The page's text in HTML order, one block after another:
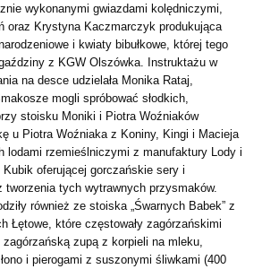
wykonanymi gwiazdami kolędniczymi,
oraz Krystyna Kaczmarczyk produkująca
i kwiaty bibułkowe, której tego
z KGW Olszówka. Instruktażu w
na desce udzielała Monika Rataj,
mogli spróbować słodkich,
stoisku Moniki i Piotra Woźniaków
u Piotra Woźniaka z Koniny, Kingi i Macieja
lodami rzemieślniczymi z manufaktury Lody i
oferującej gorczańskie sery i
tworzenia tych wytrawnych przysmaków.
również ze stoiska „Śwarnych Babek” z
Łętowe, które częstowały zagórzańskimi
zupą z korpieli na mleku,
i pierogami z suszonymi śliwkami (400